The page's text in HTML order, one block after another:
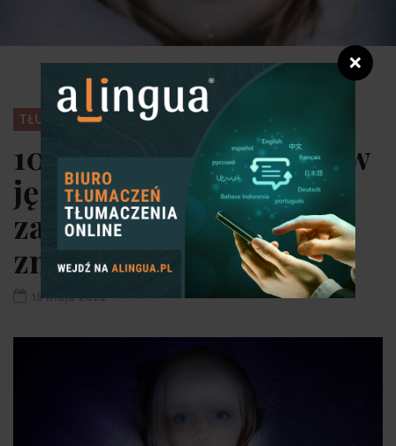
TŁUMACZENIA SPECJALISTYCZNE
10 fascynujących faktów
językowych, które
zaimponują Twoim
znajomym
18 maja 2022
❌